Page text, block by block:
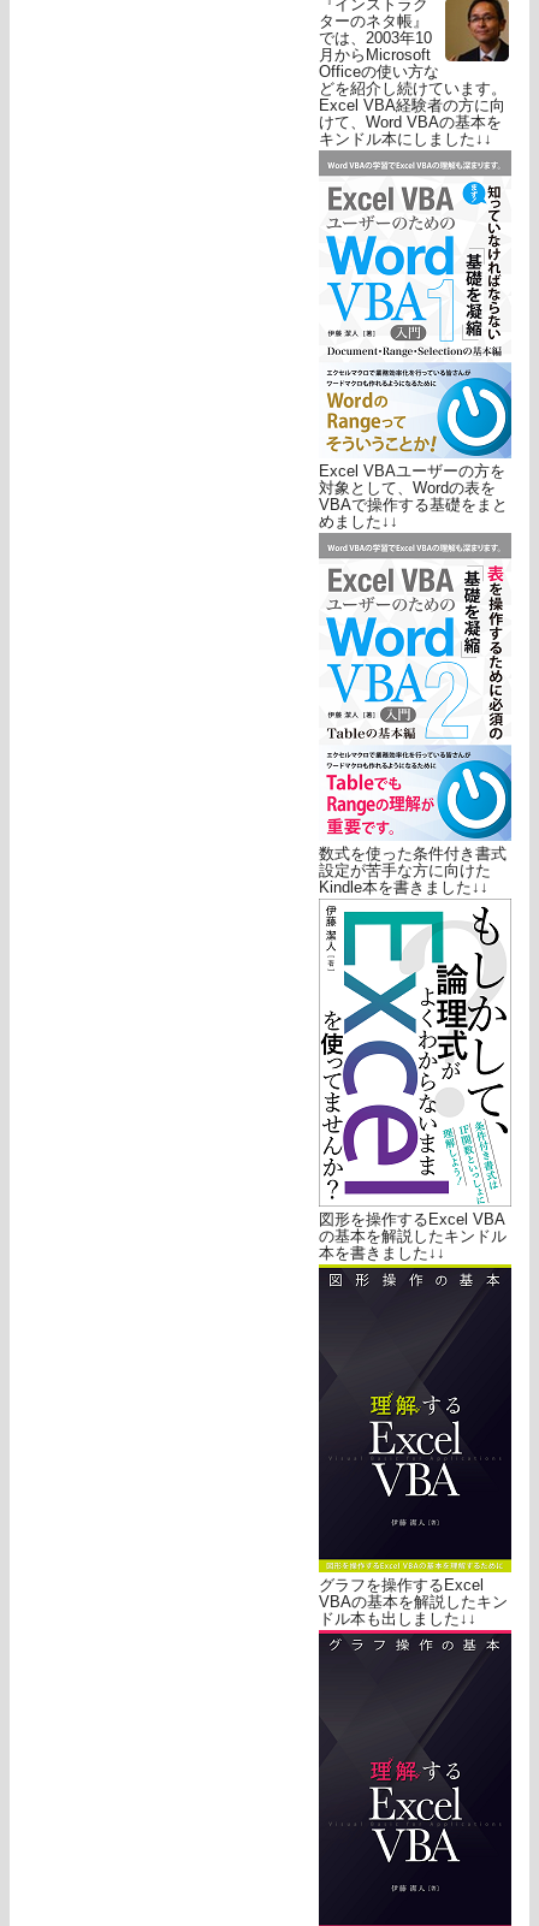
『インストラク
ターのネタ帳』
では、2003年10
月からMicrosoft
Officeの使い方な
どを紹介し続けています。
Excel VBA経験者の方に向
けて、Word VBAの基本を
キンドル本にしました↓↓
Excel VBAユーザーの方を
対象として、Wordの表を
VBAで操作する基礎をまと
めました↓↓
数式を使った条件付き書式
設定が苦手な方に向けた
Kindle本を書きました↓↓
図形を操作するExcel VBA
の基本を解説したキンドル
本を書きました↓↓
グラフを操作するExcel
VBAの基本を解説したキン
ドル本も出しました↓↓